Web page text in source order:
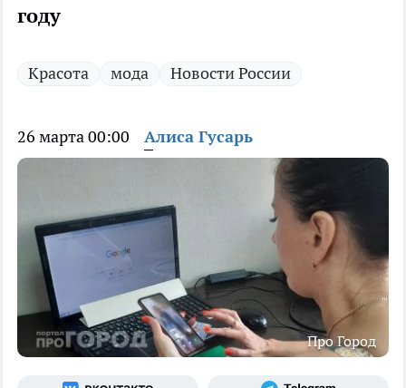
году
Красота мода Новости России
26 марта 00:00 Алиса Гусарь
Про Город